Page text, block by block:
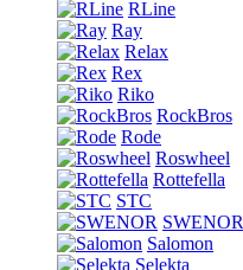
RLine
Ray
Relax
Rex
Riko
RockBros
Rode
Roswheel
Rottefella
STC
SWENOR
Salomon
Selekta